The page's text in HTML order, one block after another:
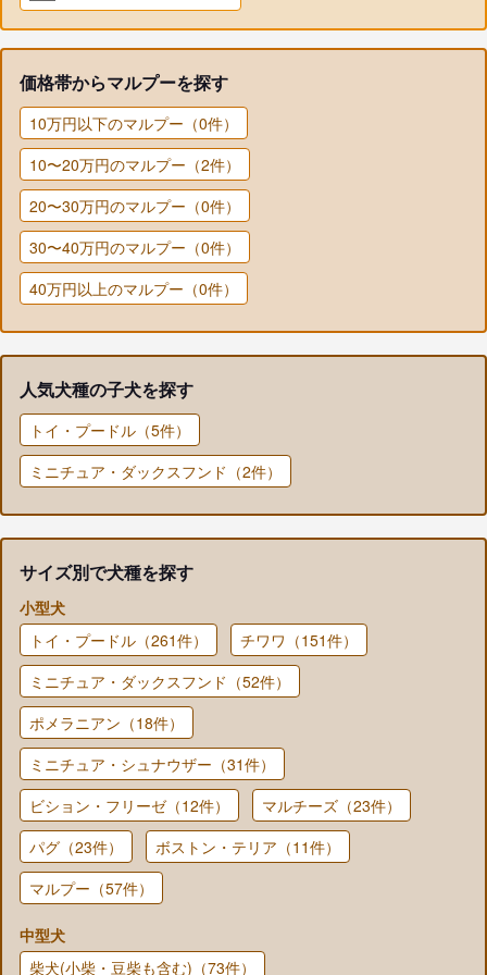
価格帯からマルプーを探す
10万円以下のマルプー（0件）
10〜20万円のマルプー（2件）
20〜30万円のマルプー（0件）
30〜40万円のマルプー（0件）
40万円以上のマルプー（0件）
人気犬種の子犬を探す
トイ・プードル（5件）
ミニチュア・ダックスフンド（2件）
サイズ別で犬種を探す
小型犬
トイ・プードル（261件）
チワワ（151件）
ミニチュア・ダックスフンド（52件）
ポメラニアン（18件）
ミニチュア・シュナウザー（31件）
ビション・フリーゼ（12件）
マルチーズ（23件）
パグ（23件）
ボストン・テリア（11件）
マルプー（57件）
中型犬
柴犬(小柴・豆柴も含む)（73件）